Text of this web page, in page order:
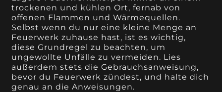
trockenen und kühlen Ort, fernab von
offenen Flammen und Wärmequellen.
Selbst wenn du nur eine kleine Menge an
Feuerwerk zuhause hast, ist es wichtig,
diese Grundregel zu beachten, um
ungewollte Unfälle zu vermeiden. Lies
außerdem stets die Gebrauchsanweisung,
bevor du Feuerwerk zündest, und halte dich
genau an die Anweisungen.